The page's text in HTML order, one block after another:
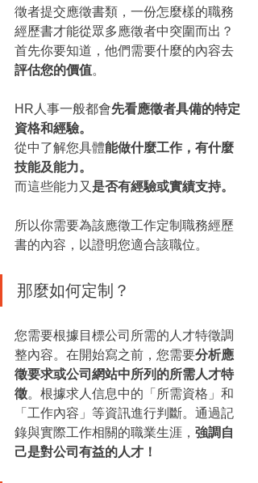
徵者提交應徵書類，一份怎麼樣的職務
經歷書才能從眾多應徵者中突圍而出？
首先你要知道，他們需要什麼的內容去
評估您的價值。
HR人事一般都會先看應徵者具備的特定
資格和經驗。
從中了解您具體能做什麼工作，有什麼
技能及能力。
而這些能力又 是否有經驗或實績支持。
所以你需要為該應徵工作定制職務經歷
書的內容，以證明您適合該職位。
那麼如何定制？
您需要根據目標公司所需的人才特徵調
整內容。在開始寫之前，您需要分析應
徵要求或公司網站中所列的所需人才特
徵。根據求人信息中的「所需資格」和
「工作內容」等資訊進行判斷。通過記
錄與實際工作相關的職業生涯， 強調自
己是對公司有益的人才！